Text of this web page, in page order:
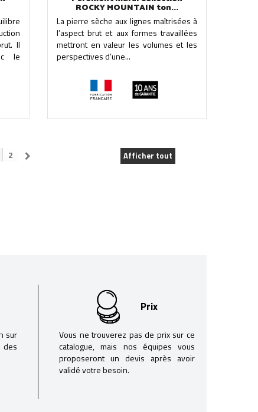
Il
le
ROCKY MOUNTAIN ton...
La pierre sèche aux lignes maîtrisées à
l’aspect brut et aux formes travaillées
mettront en valeur les volumes et les
perspectives d’une...
Afficher tout
2
sur
Prix
Vous ne trouverez pas de prix sur ce
catalogue, mais nos équipes vous
proposeront un devis après avoir
validé votre besoin.